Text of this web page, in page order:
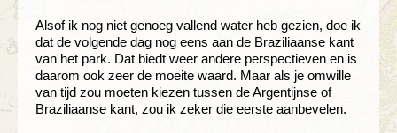
Alsof ik nog niet genoeg vallend water heb gezien, doe ik
dat de volgende dag nog eens aan de Braziliaanse kant
van het park. Dat biedt weer andere perspectieven en is
daarom ook zeer de moeite waard. Maar als je omwille
van tijd zou moeten kiezen tussen de Argentijnse of
Braziliaanse kant, zou ik zeker die eerste aanbevelen.